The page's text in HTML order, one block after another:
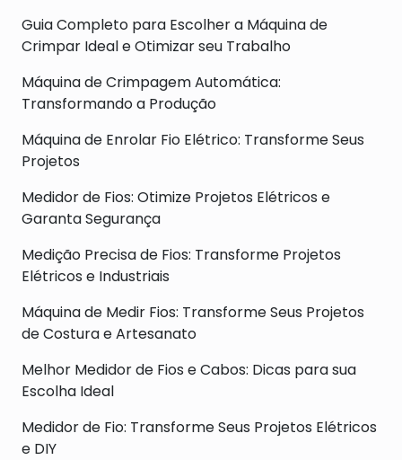
Guia Completo para Escolher a Máquina de
Crimpar Ideal e Otimizar seu Trabalho
Máquina de Crimpagem Automática:
Transformando a Produção
Máquina de Enrolar Fio Elétrico: Transforme Seus
Projetos
Medidor de Fios: Otimize Projetos Elétricos e
Garanta Segurança
Medição Precisa de Fios: Transforme Projetos
Elétricos e Industriais
Máquina de Medir Fios: Transforme Seus Projetos
de Costura e Artesanato
Melhor Medidor de Fios e Cabos: Dicas para sua
Escolha Ideal
Medidor de Fio: Transforme Seus Projetos Elétricos
e DIY